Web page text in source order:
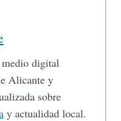
digital
Alicante y
sobre
y actualidad local.